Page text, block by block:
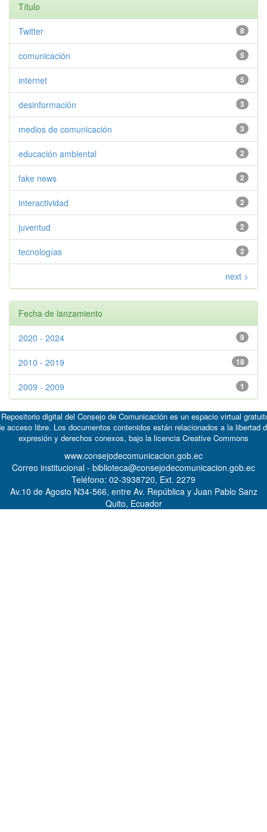
Título
8
Twitter
5
comunicación
5
internet
3
desinformación
3
medios de comunicación
2
educación ambiental
2
fake news
2
interactividad
2
juventud
2
tecnologías
next >
Fecha de lanzamiento
9
2020 - 2024
18
2010 - 2019
1
2009 - 2009
digital del Consejo de Comunicación es un espacio virtual
acceso libre. Los documentos contenidos están relacionados a la libertad
expresión y derechos conexos, bajo la licencia Creative Commons
www.consejodecomunicacion.gob.ec
Correo institucional - biblioteca@consejodecomunicacion.gob.ec
Teléfono: 02-3938720, Ext. 2279
Av.10 de Agosto N34-566, entre Av. República y Juan Pablo Sanz
Quito, Ecuador